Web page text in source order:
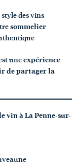
style des vins
sommelier
une expérience
de partager la
vin à La Penne-sur-